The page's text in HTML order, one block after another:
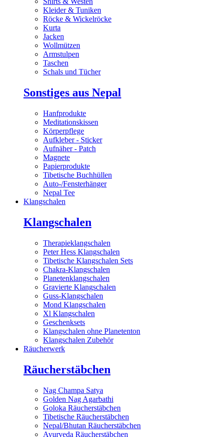
Kleider & Tuniken
Röcke & Wickelröcke
Kurta
Jacken
Wollmützen
Armstulpen
Taschen
Schals und Tücher
Sonstiges aus Nepal
Hanfprodukte
Meditationskissen
Körperpflege
Aufkleber - Sticker
Aufnäher - Patch
Magnete
Papierprodukte
Tibetische Buchhüllen
Auto-/Fensterhänger
Nepal Tee
Klangschalen
Klangschalen
Therapieklangschalen
Peter Hess Klangschalen
Tibetische Klangschalen Sets
Chakra-Klangschalen
Planetenklangschalen
Gravierte Klangschalen
Guss-Klangschalen
Mond Klangschalen
Xl Klangschalen
Geschenksets
Klangschalen ohne Planetenton
Klangschalen Zubehör
Räucherwerk
Räucherstäbchen
Nag Champa Satya
Golden Nag Agarbathi
Goloka Räucherstäbchen
Tibetische Räucherstäbchen
Nepal/Bhutan Räucherstäbchen
Ayurveda Räucherstäbchen